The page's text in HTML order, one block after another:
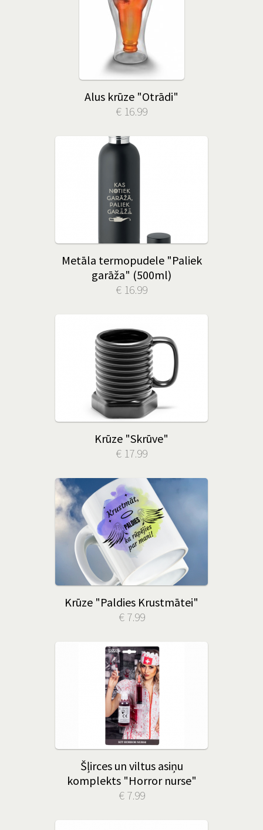
Alus krūze "Otrādi"
€ 16.99
Metāla termopudele "Paliek
garāža" (500ml)
€ 16.99
Krūze "Skrūve"
€ 17.99
Krūze "Paldies Krustmātei"
€ 7.99
Šļirces un viltus asiņu
komplekts "Horror nurse"
€ 7.99